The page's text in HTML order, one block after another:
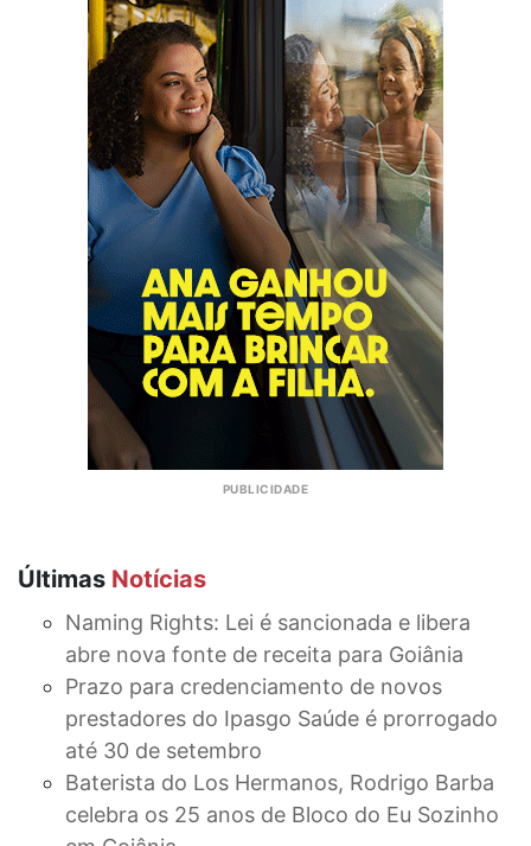
Últimas Notícias
Naming Rights: Lei é sancionada e libera
abre nova fonte de receita para Goiânia
Prazo para credenciamento de novos
prestadores do Ipasgo Saúde é prorrogado
até 30 de setembro
Baterista do Los Hermanos, Rodrigo Barba
celebra os 25 anos de Bloco do Eu Sozinho